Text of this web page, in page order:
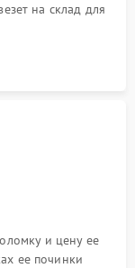
на склад для
и цену ее
ее починки